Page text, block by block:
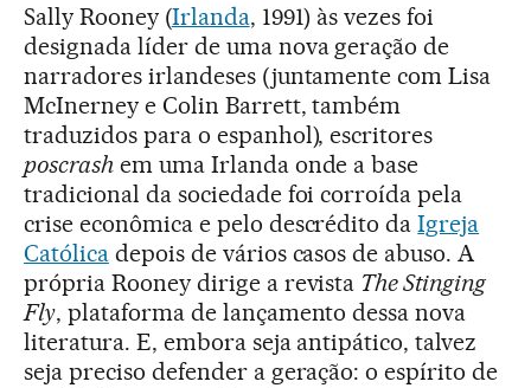
Sally Rooney (Irlanda, 1991) às vezes foi
designada líder de uma nova geração de
narradores irlandeses (juntamente com Lisa
McInerney e Colin Barrett, também
traduzidos para o espanhol), escritores
poscrashem uma Irlanda onde a base
tradicional da sociedade foi corroída pela
crise econômica e pelo descrédito daIgreja
Católicadepois de vários casos de abuso. A
própria Rooney dirige a revista The Stinging
Fly, plataforma de lançamento dessa nova
literatura. E, embora seja antipático, talvez
seja preciso defender a geração: o espírito de